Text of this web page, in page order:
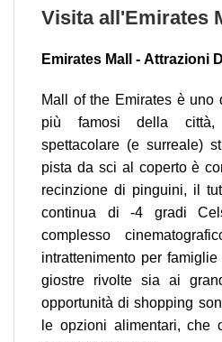
Visita all'Emirates
Emirates Mall - Attrazioni
Mall of the Emirates è uno
più famosi della
spettacolare (e surreale)
pista da sci al coperto è
recinzione di pinguini, il
continua di -4 gradi
complesso
intrattenimento per
giostre rivolte sia ai
opportunità di shopping
le opzioni alimentari, che